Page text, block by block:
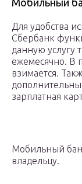
Мобильный
Для удобства
Сбербанк
данную услугу
ежемесячно. В
взимается.
зарплатная
Мобильный
владельцу.